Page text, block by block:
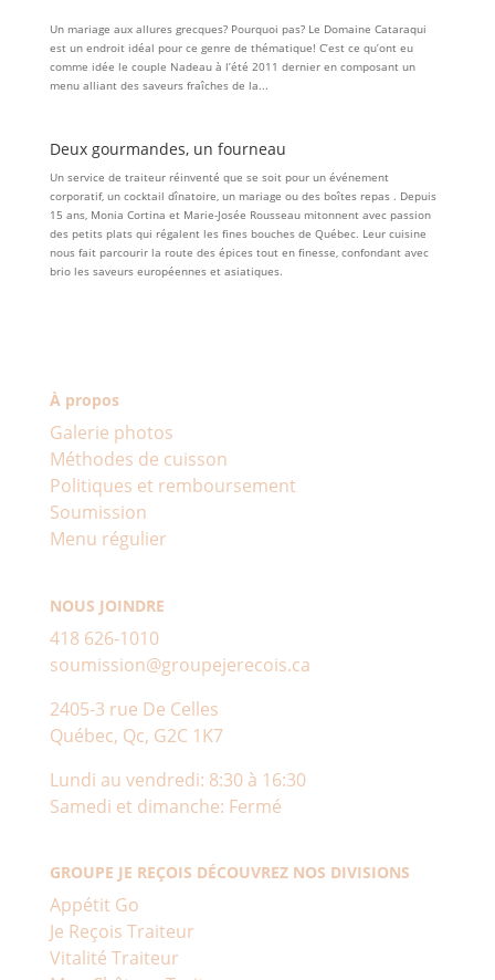
Un mariage aux allures grecques? Pourquoi pas? Le Domaine Cataraqui
est un endroit idéal pour ce genre de thématique! C’est ce qu’ont eu
comme idée le couple Nadeau à l’été 2011 dernier en composant un
menu alliant des saveurs fraîches de la...
Deux gourmandes, un fourneau
Un service de traiteur réinventé que se soit pour un événement
corporatif, un cocktail dînatoire, un mariage ou des boîtes repas . Depuis
15 ans, Monia Cortina et Marie-Josée Rousseau mitonnent avec passion
des petits plats qui régalent les fines bouches de Québec. Leur cuisine
nous fait parcourir la route des épices tout en finesse, confondant avec
brio les saveurs européennes et asiatiques.
À propos
Galerie photos
Méthodes de cuisson
Politiques et remboursement
Soumission
Menu régulier
NOUS JOINDRE
418 626-1010
soumission@groupejerecois.ca
2405-3 rue De Celles
Québec, Qc, G2C 1K7
Lundi au vendredi: 8:30 à 16:30
Samedi et dimanche: Fermé
GROUPE JE REÇOIS DÉCOUVREZ NOS DIVISIONS
Appétit Go
Je Reçois Traiteur
Vitalité Traiteur